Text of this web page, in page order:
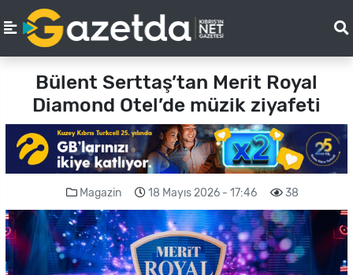
Bülent Serttaş’tan Merit Royal
Diamond Otel’de müzik ziyafeti
Magazin 18 Mayıs 2026 - 17:46 38